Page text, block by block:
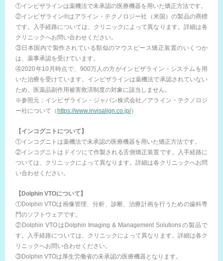
①インビザラインは薬機法で未承認の医療機器を用いた矯正方法です。
②インビザライン®はアライン・テクノロジー社（米国）の製品の商標
です。入手経路については、クリニックによって異なります。詳細は各
クリニックへお問い合わせください。
③日本国内で製作されている類似のマウスピース矯正装置のいくつか
は、薬事承認を受けています。
④2020年10月時点で、900万人の方がインビザライン・システムを用
いた治療を受けています。インビザラインは薬機法で承認されていない
ため、医薬品副作用被害救済制度の対象に該当しません。
※参照元：インビザライン・ジャパン株式会社／アライン・テクノロジ
ー社について（ https://www.invisalign.co.jp/）
【インコグニトについて】
①インコグニトは薬機法で未承認の医療機器を用いた矯正方法です。
②インコグニトはドイツにて作製される舌側矯正装置です。入手経路に
ついては、クリニックによって異なります。詳細は各クリニックへお問
い合わせください。
【Dolphin VTOについて】
①Dolphin VTOは画像管理、分析、診断、治療計画を行うための歯科専
門のソフトウェアです。
②Dolphin VTOはDolphin Imaging & Management Solutionsの製品で
す。入手経路については、クリニックによって異なります。詳細は各ク
リニックへお問い合わせください。
③Dolphin VTOは厚生労働省の未承認の医療機器となります。